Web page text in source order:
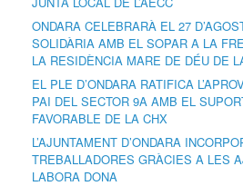
ONDARA CELEBRARÀ EL 27
SOLIDÀRIA AMB EL SOPAR A LA
LA RESIDÈNCIA MARE DE DÉU DE
EL PLE D’ONDARA RATIFICA
PAI DEL SECTOR 9A AMB EL
FAVORABLE DE LA CHX
L’AJUNTAMENT D’ONDARA
TREBALLADORES GRÀCIES A LES
LABORA DONA